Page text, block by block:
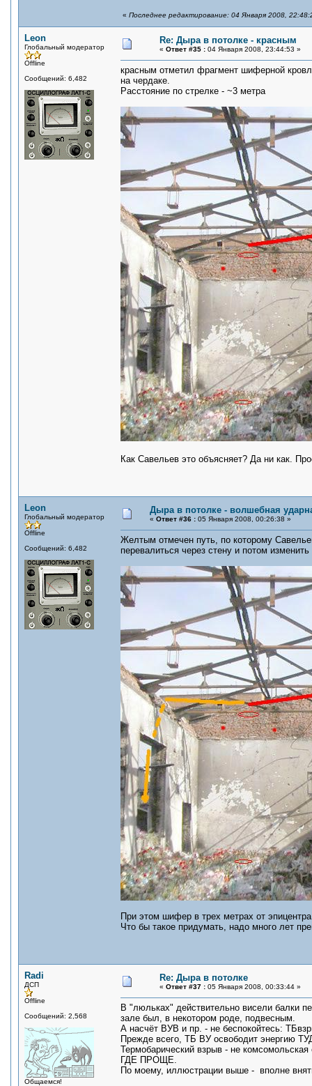
« Последнее редактирование: 04 Января 2008,
Leon
Глобальный модератор
Offline
Сообщений: 6,482
Re: Дыра в потолке - красным
« Ответ #35 : 04 Января 2008, 23:44:53 »
красным отметил фрагмент шиферной
на чердаке.
Расстояние по стрелке - ~3 метра
Как Савельев это объясняет? Да ни как.
Leon
Глобальный модератор
Offline
Сообщений: 6,482
Дыра в потолке - волшебная
« Ответ #36 : 05 Января 2008, 00:26:38 »
Желтым отмечен путь, по которому
перевалиться через стену и потом
При этом шифер в трех метрах от
Что бы такое придумать, надо много лет
Radi
ДСП
Offline
Сообщений: 2,568
Общаемся!
Re: Дыра в потолке
« Ответ #37 : 05 Января 2008, 00:33:44 »
В "люльках" действительно висели балки
зале был, в некотором роде, подвесным.
А насчёт ВУВ и пр. - не беспокойтесь:
Прежде всего, ТБ ВУ освободит энергию
Термобарический взрыв - не
ГДЕ ПРОЩЕ.
По моему, иллюстрации выше - вполне